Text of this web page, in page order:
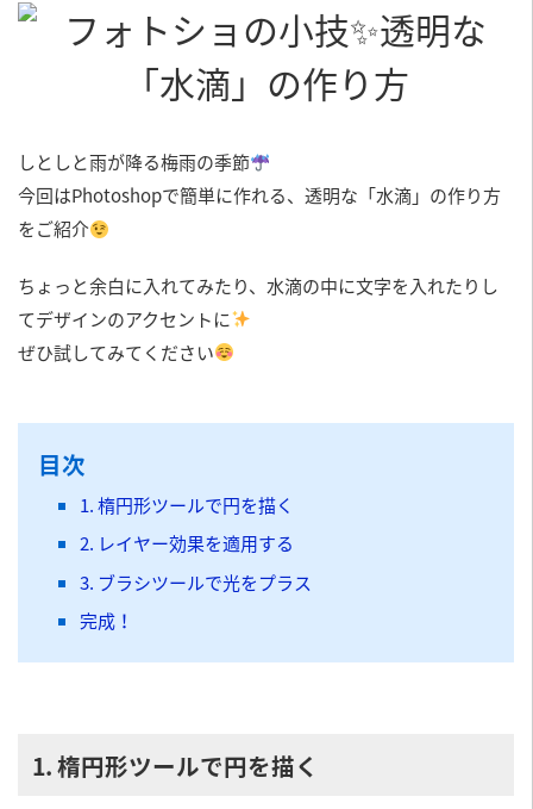
しとしと雨が降る梅雨の季節
今回はPhotoshopで簡単に作れる、透明な「水滴」の作り方
をご紹介
ちょっと余白に入れてみたり、水滴の中に文字を入れたりし
てデザインのアクセントに
ぜひ試してみてください
目次
1. 楕円形ツールで円を描く
2. レイヤー効果を適用する
3. ブラシツールで光をプラス
完成！
1. 楕円形ツールで円を描く